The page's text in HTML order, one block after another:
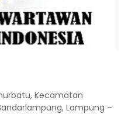
Kecamatan
Lampung –